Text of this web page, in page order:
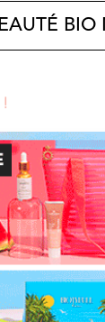
BIO
!